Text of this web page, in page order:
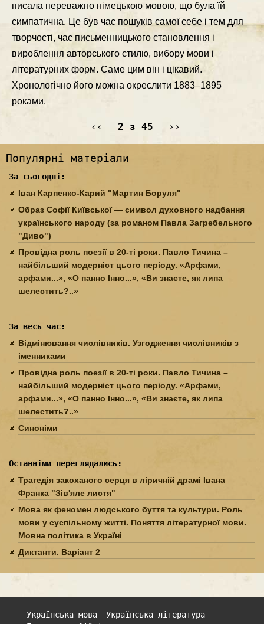
писала переважно нiмецькою мовою, що була їй
симпатична. Це був час пошукiв самої себе i тем для
творчостi, час письменницького становлення i
вироблення авторського стилю, вибору мови i
лiтературних форм. Саме цим вiн i цiкавий.
Хронологiчно його можна окреслити 1883–1895
роками.
‹‹ 2 з 45 ››
Популярні матеріали
За сьогодні:
Іван Карпенко-Карий "Мартин Боруля"
Образ Софії Київської — символ духовного надбання
українського народу (за романом Павла Загребельного
"Диво")
Провідна роль поезії в 20-ті роки. Павло Тичина –
найбільший модерніст цього періоду. «Арфами,
арфами...», «О панно Інно...», «Ви знаєте, як липа
шелестить?..»
За весь час:
Відмінювання числівників. Узгодження числівників з
іменниками
Провідна роль поезії в 20-ті роки. Павло Тичина –
найбільший модерніст цього періоду. «Арфами,
арфами...», «О панно Інно...», «Ви знаєте, як липа
шелестить?..»
Синоніми
Останніми переглядались:
Трагедія закоханого серця в ліричній драмі Івана
Франка "Зів'яле листя"
Мова як феномен людського буття та культури. Роль
мови у суспільному житті. Поняття літературної мови.
Мовна політика в Україні
Диктанти. Варіант 2
Українська мова
Українська література